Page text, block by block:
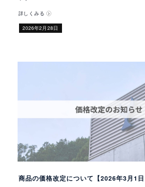
詳しくみる
​2026年2月28日
商品の価格改定について【2026年3月1日